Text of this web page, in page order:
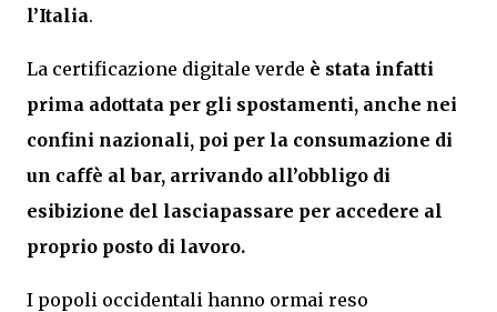
l’Italia.
La certificazione digitale verde è stata infatti
prima adottata per gli spostamenti, anche nei
confini nazionali, poi per la consumazione di
un caffè al bar, arrivando all’obbligo di
esibizione del lasciapassare per accedere al
proprio posto di lavoro.
I popoli occidentali hanno ormai reso